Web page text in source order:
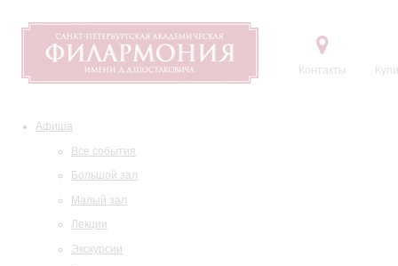
Контакты
Афиша
Все события
Большой зал
Малый зал
Лекции
Экскурсии